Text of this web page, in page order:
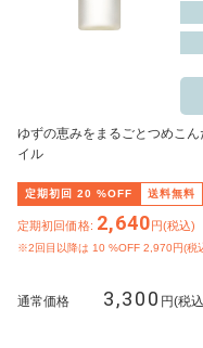
ゆずの恵みをまるごとつめこ
イル
定期初回 20 %OFF 送料無料
定期初回価格: 2,640円(税込)
※2回目以降は 10 %OFF 2,970円(税
通常価格 3,300 円(税